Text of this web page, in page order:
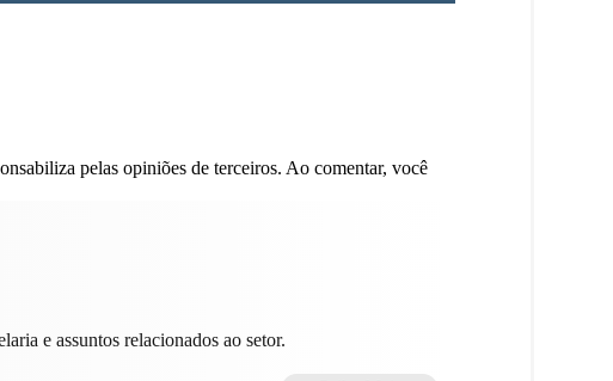
pelas opiniões de terceiros. Ao comentar, você
e assuntos relacionados ao setor.